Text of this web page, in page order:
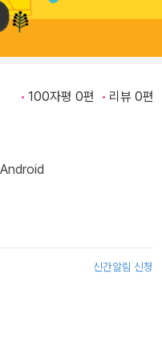
100자평 0편 리뷰 0편
Android
신간알림 신청